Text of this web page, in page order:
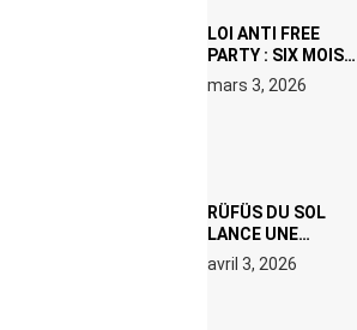
LOI ANTI FREE
PARTY : SIX MOIS
DE PRISON ET 5
000 € D’AMENDE
mars 3, 2026
RÜFÜS DU SOL
LANCE UNE
RÉSIDENCE DJ
SET DE QUATRE
avril 3, 2026